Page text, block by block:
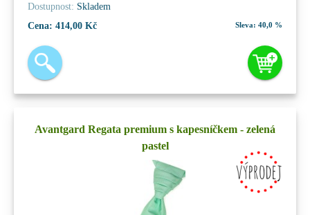
Dostupnost: Skladem
Cena: 414,00 Kč Sleva: 40,0 %
Avantgard Regata premium s kapesníčkem - zelená
pastel